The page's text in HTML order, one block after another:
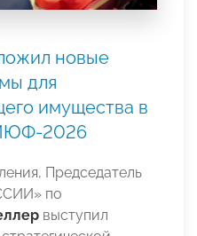
новые
для
имущества в
2026
Председатель
по
выступил